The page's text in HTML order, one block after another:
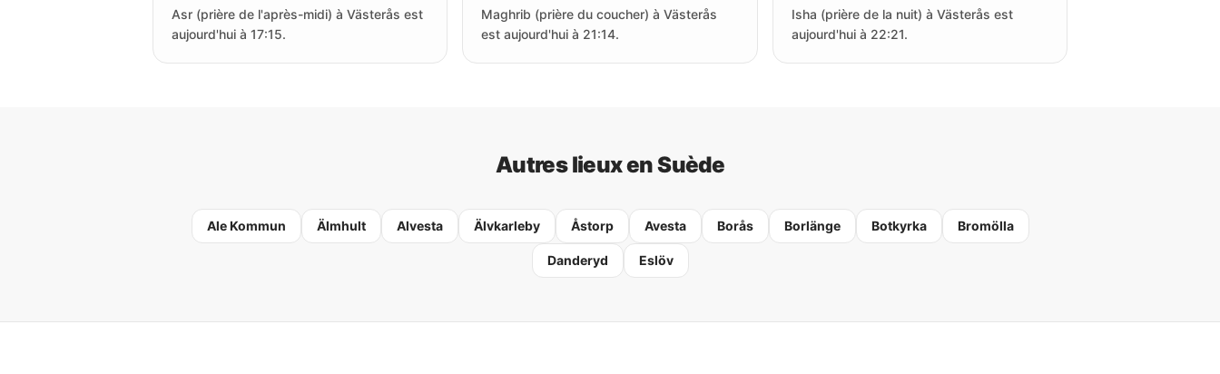
Asr (prière de l'après-midi) à Västerås est
aujourd'hui à 17:15.
Maghrib (prière du coucher) à Västerås
est aujourd'hui à 21:14.
Isha (prière de la nuit) à Västerås est
aujourd'hui à 22:21.
Autres lieux en Suède
Ale Kommun Älmhult Alvesta Älvkarleby Åstorp Avesta Borås Borlänge Botkyrka Bromölla
Danderyd Eslöv